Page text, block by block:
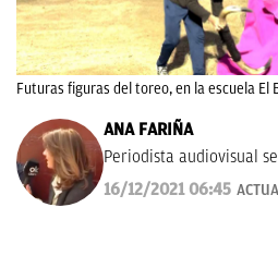
Futuras figuras del toreo, en la escuela El
ANA FARIÑA
Periodista audiovisual
16/12/2021 06:45